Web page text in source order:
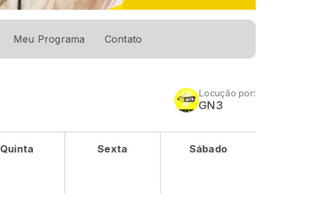
Meu Programa Contato
Locução por:
GN3
Quinta Sexta Sábado